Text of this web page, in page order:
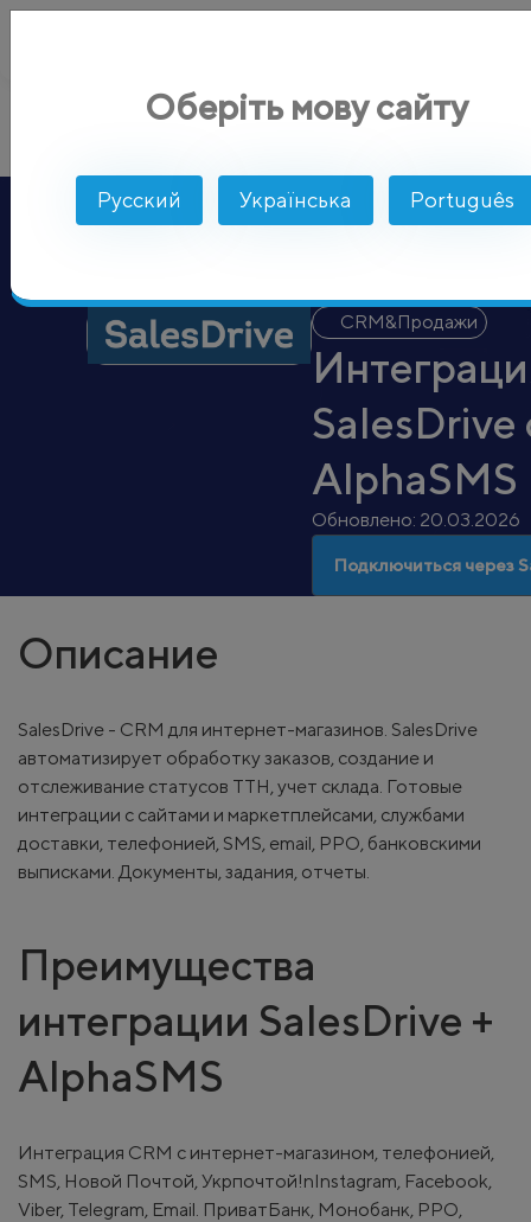
Интеграции CRM&Продажи SalesDrive
CRM&Продажи
SalesDrive
AlphaSMS
Обновлено: 20.03.2026
Подключиться через
Описание
SalesDrive - CRM для интернет-магазинов. SalesDrive
автоматизирует обработку заказов, создание и
отслеживание статусов ТТН, учет склада. Готовые
интеграции с сайтами и маркетплейсами, службами
доставки, телефонией, SMS, email, РРО, банковскими
выписками. Документы, задания, отчеты.
Преимущества
интеграции SalesDrive +
AlphaSMS
Интеграция CRM с интернет-магазином, телефонией,
SMS, Новой Почтой, Укрпочтой!nInstagram, Facebook,
Viber, Telegram, Email. ПриватБанк, Монобанк, РРО,
Оберіть мову сайту
Русский Українська Português